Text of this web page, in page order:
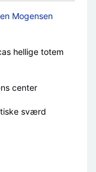
Mogensen
hellige totem
center
sværd